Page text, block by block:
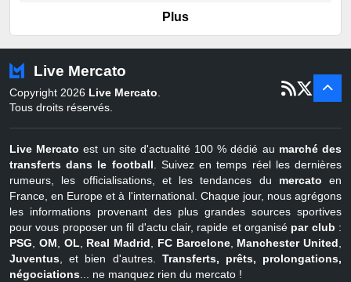
Portugal
Pays-Bas
22 juin - 2 sept
Belgique
juil - 31
Plus
Live Mercato
Copyright 2026 Live Mercato.
Tous droits réservés.
Live Mercato est un site d'actualité 100 % dédié au marché des
transferts dans le football. Suivez en temps réel les dernières
rumeurs, les officialisations, et les tendances du mercato en
France, en Europe et à l'international. Chaque jour, nous agrégons
les informations provenant des plus grandes sources sportives
pour vous proposer un fil d'actu clair, rapide et organisé par club :
PSG, OM, OL, Real Madrid, FC Barcelone, Manchester United,
Juventus, et bien d'autres. Transferts, prêts, prolongations,
négociations... ne manquez rien du mercato !